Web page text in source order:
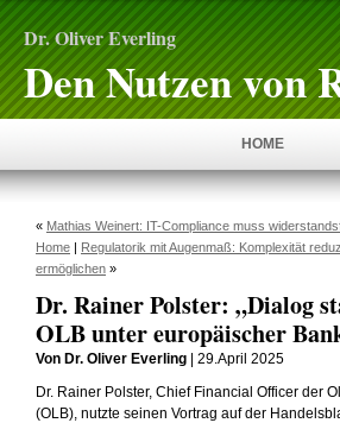
Dr. Oliver Everling
Den Nutzen von
HOME
« Mathias Weinert: IT-Compliance muss
Home | Regulatorik mit Augenmaß: Komplexität
ermöglichen »
Dr. Rainer Polster: „Dialog
OLB unter europäischer
Von Dr. Oliver Everling | 29.April 2025
Dr. Rainer Polster, Chief Financial Officer der
(OLB), nutzte seinen Vortrag auf der